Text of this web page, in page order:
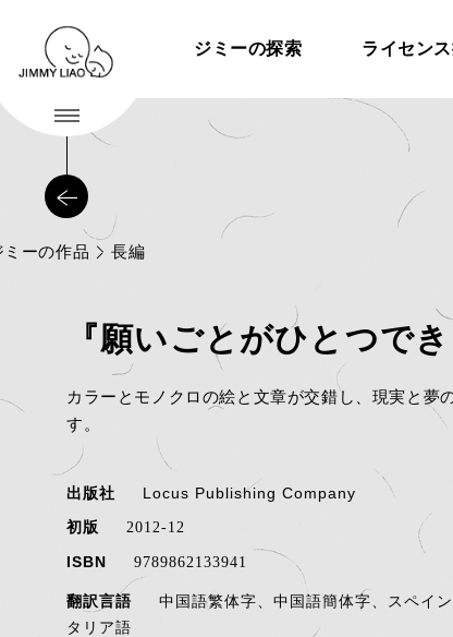
ジミーの探索 ライセン
ミーの作品 長編
『願いごとがひとつでき
カラーとモノクロの絵と文章が交錯し、現実と夢
す。
出版社
Locus Publishing Company
初版
2012-12
ISBN 9789862133941
翻訳言語
中国語繁体字、中国語簡体字、スペイ
タリア語